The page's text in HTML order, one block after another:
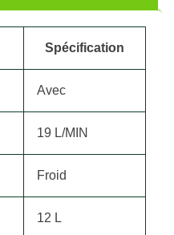
Spécification
Avec
19 L/MIN
Froid
12 L